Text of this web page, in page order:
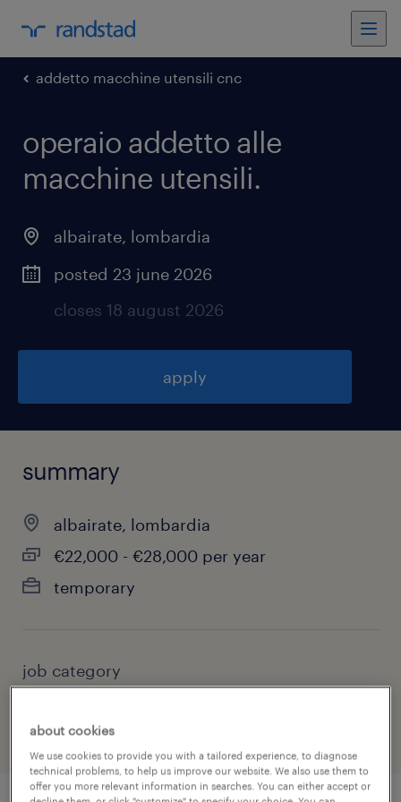
addetto macchine utensili cnc
operaio addetto alle
macchine utensili.
albairate, lombardia
posted 23 june 2026
closes 18 august 2026
apply
summary
albairate, lombardia
€22,000 - €28,000 per year
temporary
job category
about cookies
We use cookies to provide you with a tailored experience, to diagnose
technical problems, to help us improve our website. We also use them to
offer you more relevant information in searches. You can either accept or